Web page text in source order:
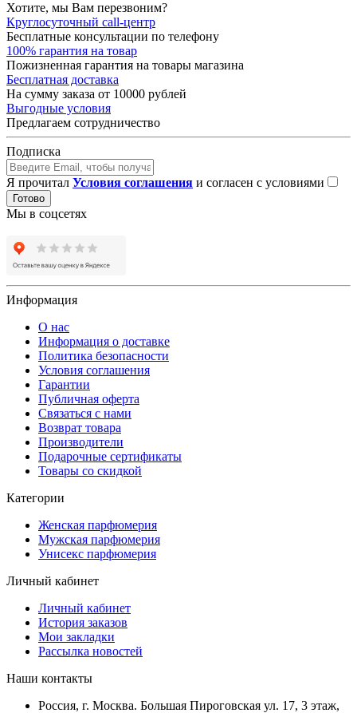
Хотите, мы Вам перезвоним?
Круглосуточный call-центр
Бесплатные консультации по телефону
100% гарантия на товар
Пожизненная гарантия на товары магазина
Бесплатная доставка
На сумму заказа от 10000 рублей
Выгодные условия
Предлагаем сотрудничество
Подписка
Я прочитал Условия соглашения и согласен с условиями
Готово
Мы в соцсетях
Информация
О нас
Информация о доставке
Политика безопасности
Условия соглашения
Гарантии
Публичная оферта
Связаться с нами
Возврат товара
Производители
Подарочные сертификаты
Товары со скидкой
Категории
Женская парфюмерия
Мужская парфюмерия
Унисекс парфюмерия
Личный кабинет
Личный кабинет
История заказов
Мои закладки
Рассылка новостей
Наши контакты
Россия, г. Москва. Большая Пироговская ул. 17, 3 этаж,